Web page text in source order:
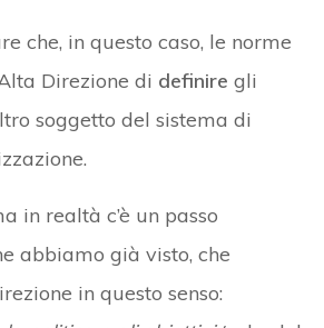
che, in questo caso, le norme
Direzione di definire gli
soggetto del sistema di
in realtà c’è un passo
abbiamo già visto, che
in questo senso: